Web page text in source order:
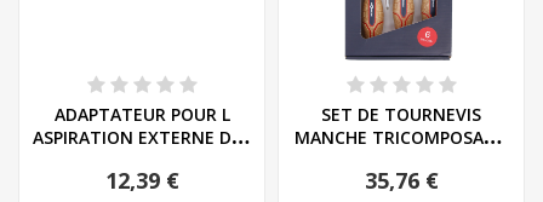
ADAPTATEUR POUR L
ASPIRATION EXTERNE DES
12,39 €
SET DE TOURNEVIS
MANCHE TRICOMPOSANT
35,76 €